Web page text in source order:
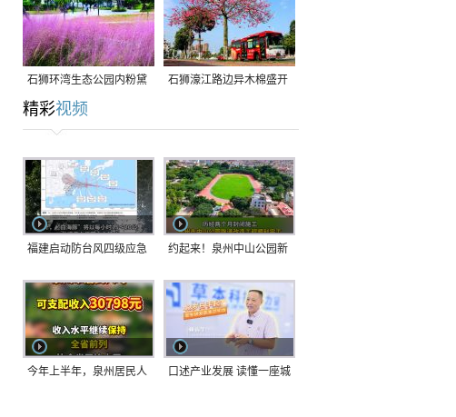
石狮环湾生态公园内粉黛
乱子草盛放
石狮濠江路边异木棉盛开
精彩视频
福建启动防台风四级应急
9日在长江口至福建北部
一带沿海登陆
约起来！泉州中山公园新
今年上半年，泉州居民人 口述产业发展 读懂一座城